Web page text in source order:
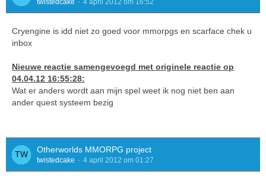
twistedcake 4 april 2012 om 16:52
Cryengine is idd niet zo goed voor mmorpgs en scarface chek u
inbox
Nieuwe reactie samengevoegd met originele reactie op
04.04.12 16:55:28:
Wat er anders wordt aan mijn spel weet ik nog niet ben aan
ander quest systeem bezig
Otherworlds MMORPG project
twistedcake 4 april 2012 om 01:27